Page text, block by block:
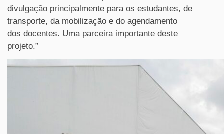
divulgação principalmente para os estudantes, de
transporte, da mobilização e do agendamento
dos docentes. Uma parceira importante deste
projeto.”